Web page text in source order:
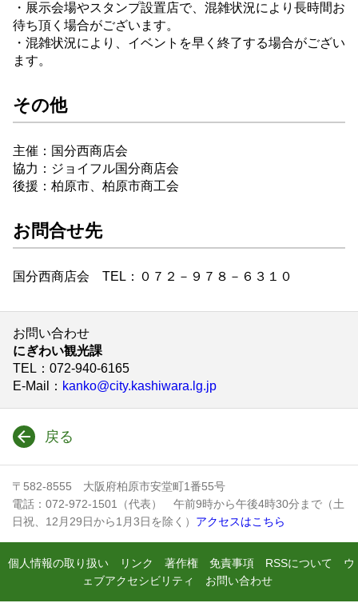
・展示会場やスタンプ設置店で、混雑状況により長時間お
待ち頂く場合がございます。
・混雑状況により、イベントを早く終了する場合がござい
ます。
その他
主催：国分西商店会
協力：ジョイフル国分商店会
後援：柏原市、柏原市商工会
お問合せ先
国分西商店会 TEL：０７２－９７８－６３１０
お問い合わせ
にぎわい観光課
TEL ：072-940-6165
E-Mail
： kanko@city.kashiwara.lg.jp
戻る
〒582-8555 大阪府柏原市安堂町1番55号
電話：072-972-1501（代表） 午前9時から午後4時30分まで（土
日祝、12月29日から1月3日を除く） アクセスはこちら
個人情報の取り扱い リンク 著作権 免責事項 RSSについて
ウ
ェブアクセシビリティ
お問い合わせ